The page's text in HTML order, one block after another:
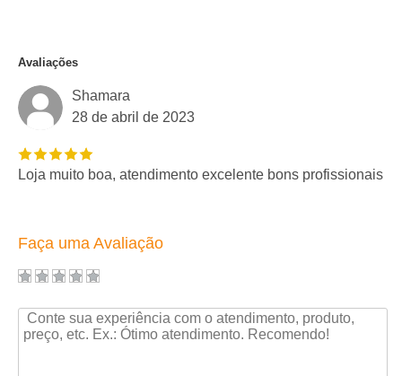
Avaliações
Shamara
28 de abril de 2023
Loja muito boa, atendimento excelente bons profissionais
Faça uma Avaliação